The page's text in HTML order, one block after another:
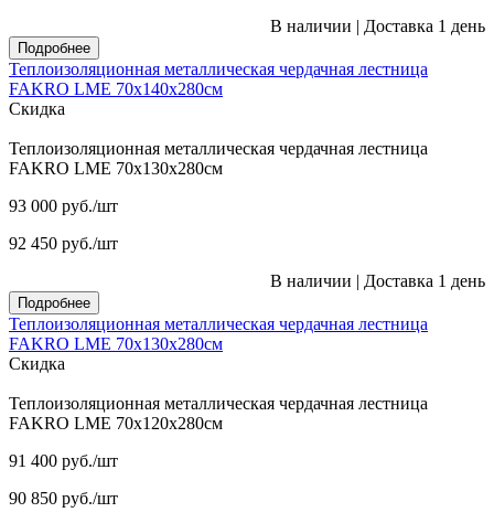
В наличии | Доставка 1 день
Подробнее
Теплоизоляционная металлическая чердачная лестница
FAKRO LME 70х140х280см
Скидка
Теплоизоляционная металлическая чердачная лестница
FAKRO LME 70х130х280см
93 000 руб./шт
92 450 руб./шт
В наличии | Доставка 1 день
Подробнее
Теплоизоляционная металлическая чердачная лестница
FAKRO LME 70х130х280см
Скидка
Теплоизоляционная металлическая чердачная лестница
FAKRO LME 70х120х280см
91 400 руб./шт
90 850 руб./шт